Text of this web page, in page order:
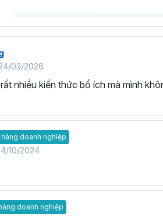
03/2026
nhiều kiến thức bổ ích mà mình
doanh nghiệp
10/2024
doanh nghiệp